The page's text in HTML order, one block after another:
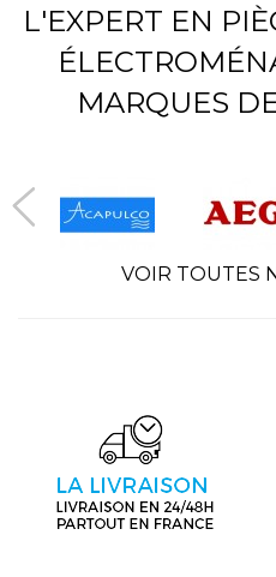
L'EXPERT EN
MARQUES
VOIR TOUTES